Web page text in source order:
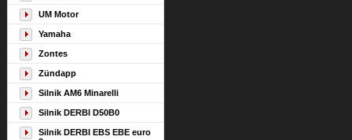
UM Motor
Yamaha
Zontes
Zündapp
Silnik AM6 Minarelli
Silnik DERBI D50B0
Silnik DERBI EBS EBE euro